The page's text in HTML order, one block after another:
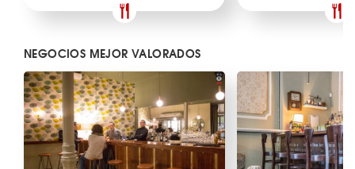
NEGOCIOS MEJOR VALORADOS